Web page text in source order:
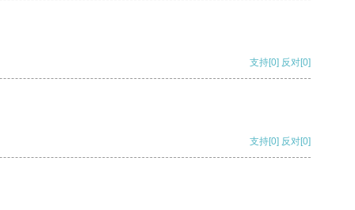
支持[0] 反对[0]
支持[0] 反对[0]